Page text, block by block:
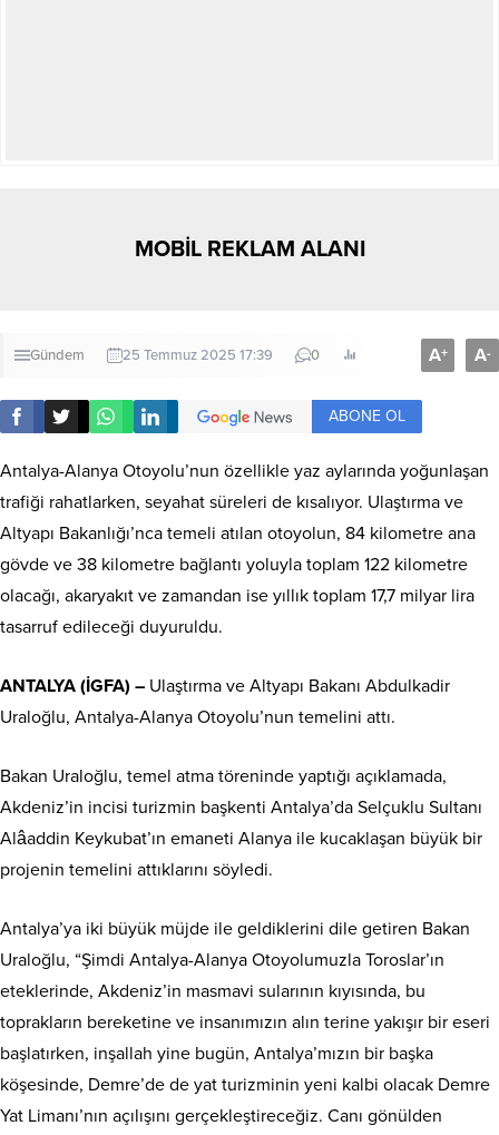
MOBİL REKLAM ALANI
Gündem 25 Temmuz 2025 17:39 0 A+ A-
ABONE OL
Antalya-Alanya Otoyolu’nun özellikle yaz aylarında yoğunlaşan
trafiği rahatlarken, seyahat süreleri de kısalıyor. Ulaştırma ve
Altyapı Bakanlığı’nca temeli atılan otoyolun, 84 kilometre ana
gövde ve 38 kilometre bağlantı yoluyla toplam 122 kilometre
olacağı, akaryakıt ve zamandan ise yıllık toplam 17,7 milyar lira
tasarruf edileceği duyuruldu.
ANTALYA (İGFA) – Ulaştırma ve Altyapı Bakanı Abdulkadir
Uraloğlu, Antalya-Alanya Otoyolu’nun temelini attı.
Bakan Uraloğlu, temel atma töreninde yaptığı açıklamada,
Akdeniz’in incisi turizmin başkenti Antalya’da Selçuklu Sultanı
Alâaddin Keykubat’ın emaneti Alanya ile kucaklaşan büyük bir
projenin temelini attıklarını söyledi.
Antalya’ya iki büyük müjde ile geldiklerini dile getiren Bakan
Uraloğlu, “Şimdi Antalya-Alanya Otoyolumuzla Toroslar’ın
eteklerinde, Akdeniz’in masmavi sularının kıyısında, bu
toprakların bereketine ve insanımızın alın terine yakışır bir eseri
başlatırken, inşallah yine bugün, Antalya’mızın bir başka
köşesinde, Demre’de de yat turizminin yeni kalbi olacak Demre
Yat Limanı’nın açılışını gerçekleştireceğiz. Canı gönülden